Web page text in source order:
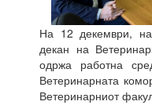
На 12 декември,
декан на
одржа работна
Ветеринарната
Ветеринарниот